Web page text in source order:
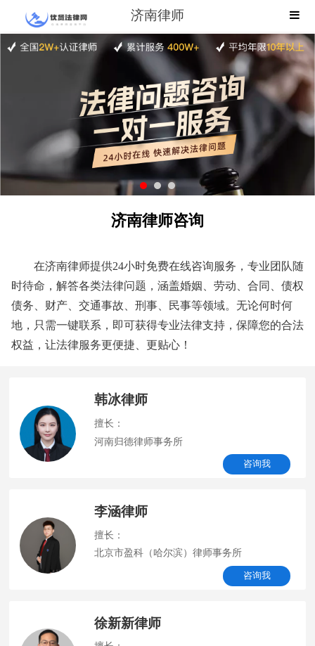
济南律师
济南律师咨询
在济南律师提供24小时免费在线咨询服务，专业团队随
时待命，解答各类法律问题，涵盖婚姻、劳动、合同、债权
债务、财产、交通事故、刑事、民事等领域。无论何时何
地，只需一键联系，即可获得专业法律支持，保障您的合法
权益，让法律服务更便捷、更贴心！
韩冰律师
擅长：
河南归德律师事务所
咨询我
李涵律师
擅长：
北京市盈科（哈尔滨）律师事务所
咨询我
徐新新律师